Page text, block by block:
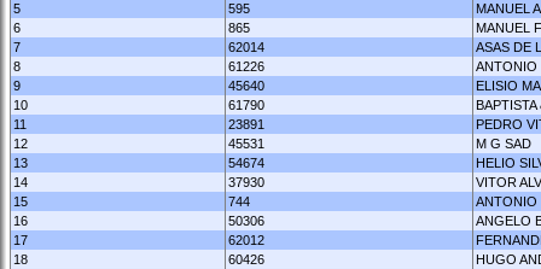
5
595
MANUEL
6
865
MANUEL
7
62014
ASAS DE
8
61226
ANTONIO
9
45640
ELISIO
10
61790
11
23891
PEDRO
12
45531
M G SAD
13
54674
HELIO
14
37930
VITOR
15
744
ANTONIO
16
50306
ANGELO
17
62012
18
60426
HUGO